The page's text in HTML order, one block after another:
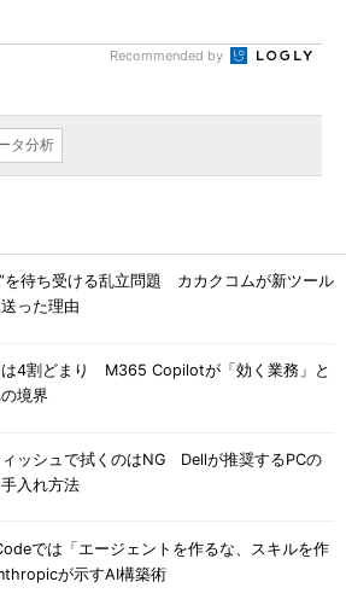
Recommended by
タ分析
を待ち受ける乱立問題 カカクコムが新ツール
った理由
4割どまり M365 Copilotが「効く業務」と
境界
ッシュで拭くのはNG Dellが推奨するPCの
入れ方法
では「エージェントを作るな、スキルを作
が示すAI構築術